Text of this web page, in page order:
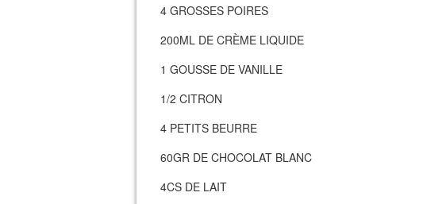
4 GROSSES POIRES
200ML DE CRÈME LIQUIDE
1 GOUSSE DE VANILLE
1/2 CITRON
4 PETITS BEURRE
60GR DE CHOCOLAT BLANC
4CS DE LAIT